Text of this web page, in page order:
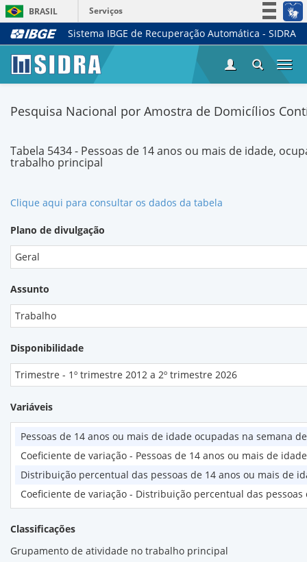
BRASIL
Serviços
Simplifique!
Acesso à informação
Canais
Sistema IBGE de Recuperação Automática - SIDRA
Pesquisa Nacional por Amostra de Domicílios
Tabela 5434 - Pessoas de 14 anos ou mais de idade,
trabalho principal
Clique aqui para consultar os dados da tabela
Plano de divulgação
Geral
Assunto
Trabalho
Disponibilidade
Trimestre - 1º trimestre 2012 a 2º trimestre 2026
Variáveis
Pessoas de 14 anos ou mais de idade ocupadas na semana
Coeficiente de variação - Pessoas de 14 anos ou mais de
Distribuição percentual das pessoas de 14 anos ou mais de
Coeficiente de variação - Distribuição percentual das
Classificações
Grupamento de atividade no trabalho principal